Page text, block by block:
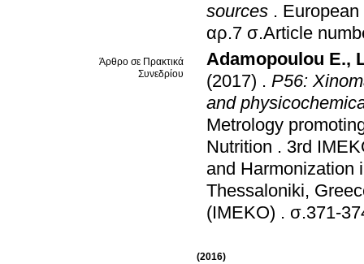
sources .
αρ.7 σ.Article
Άρθρο σε Πρακτικά
Συνεδρίου
Adamopoulou E.,
(2017) . P56:
and
Metrology
Nutrition . 3rd
and Harmonization
Thessaloniki,
(IMEKO) . σ.371-
(2016)